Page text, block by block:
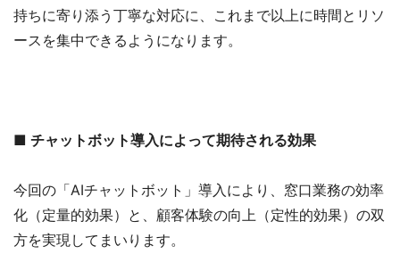
持ちに寄り添う丁寧な対応に、これまで以上に時間とリソ
ースを集中できるようになります。
■ チャットボット導入によって期待される効果
今回の「AIチャットボット」導入により、窓口業務の効率
化（定量的効果）と、顧客体験の向上（定性的効果）の双
方を実現してまいります。